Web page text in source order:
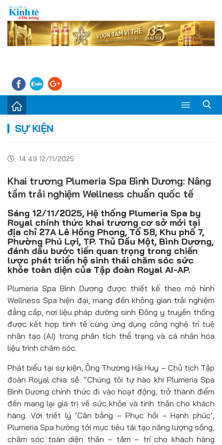
Kinh tế - Tiêu dùng
Đời sống
Thị trường
Đồ uống
Pháp luật
Khoa giáo
Multimedia
SỰ KIỆN
14:49 12/11/2025
Khai trương Plumeria Spa Bình Dương: Nâng
tầm trải nghiệm Wellness chuẩn quốc tế
Sáng 12/11/2025, Hệ thống Plumeria Spa by
Royal chính thức khai trương cơ sở mới tại
địa chỉ 27A Lê Hồng Phong, Tổ 58, Khu phố 7,
Phường Phú Lợi, TP. Thủ Dầu Một, Bình Dương,
đánh dấu bước tiến quan trọng trong chiến
lược phát triển hệ sinh thái chăm sóc sức
khỏe toàn diện của Tập đoàn Royal AI-AP.
Plumeria Spa Bình Dương được thiết kế theo mô hình
Wellness Spa hiện đại, mang đến không gian trải nghiệm
đẳng cấp, nơi liệu pháp dưỡng sinh Đông y truyền thống
được kết hợp tinh tế cùng ứng dụng công nghệ trí tuệ
nhân tạo (AI) trong phân tích thể trạng và cá nhân hóa
liệu trình chăm sóc.
Phát biểu tại sự kiện, Ông Thương Hải Huy – Chủ tịch Tập
đoàn Royal chia sẻ: “Chúng tôi tự hào khi Plumeria Spa
Bình Dương chính thức đi vào hoạt động, trở thành điểm
đến mang lại giá trị về sức khỏe và tinh thần cho khách
hàng. Với triết lý ‘Cân bằng – Phục hồi – Hạnh phúc’,
Plumeria Spa hướng tới mục tiêu tái tạo năng lượng sống,
chăm sóc toàn diện thân – tâm – trí cho khách hàng